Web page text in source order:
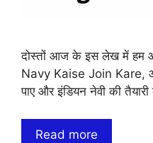
दोस्तों आज के इस लेख में हम
Navy Kaise Join Kare,
पाए और इंडियन नेवी की
Read more